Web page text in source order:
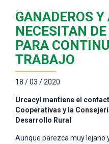
GANADEROS Y
NECESITAN
PARA
TRABAJO
18 / 03 / 2020
Urcacyl mantiene el
Cooperativas y la
Desarrollo Rural
Aunque parezca muy lejano